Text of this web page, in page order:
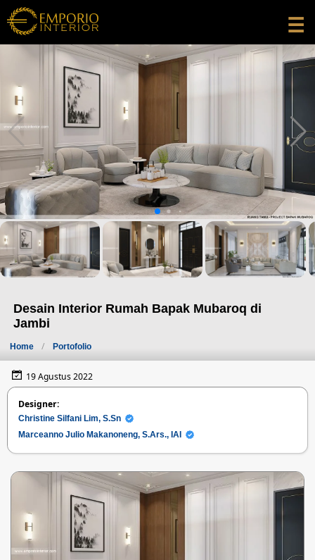
☰
Desain Interior Rumah Bapak Mubaroq di
Jambi
Home Portofolio
19 Agustus 2022
Designer:
Christine Silfani Lim, S.Sn
Marceanno Julio Makanoneng, S.Ars., IAI